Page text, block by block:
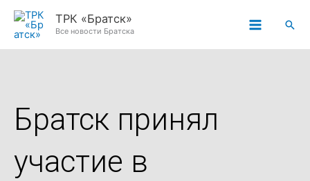
Перейти
ТРК «Братск»
Все новости Братска
Братск принял
участие в